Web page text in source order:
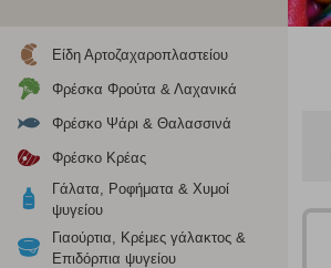
Είδη Αρτοζαχαροπλαστείου
Φρέσκα Φρούτα & Λαχανικά
Φρέσκο Ψάρι & Θαλασσινά
Φρέσκο Κρέας
Γάλατα, Ροφήματα & Χυμοί
ψυγείου
Γιαούρτια, Κρέμες γάλακτος &
Επιδόρπια ψυγείου